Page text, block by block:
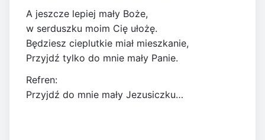
A jeszcze lepiej mały Boże,
w serduszku moim Cię ułożę.
Będziesz cieplutkie miał mieszkanie,
Przyjdź tylko do mnie mały Panie.
Refren:
Przyjdź do mnie mały Jezusiczku…